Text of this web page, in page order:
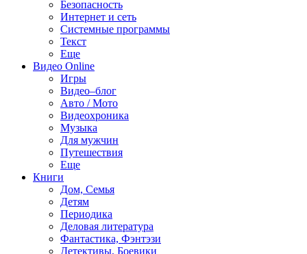
Безопасность
Интернет и сеть
Системные программы
Текст
Еще
Видео Online
Игры
Видео–блог
Авто / Мото
Видеохроника
Музыка
Для мужчин
Путешествия
Еще
Книги
Дом, Семья
Детям
Периодика
Деловая литература
Фантастика, Фэнтэзи
Детективы, Боевики